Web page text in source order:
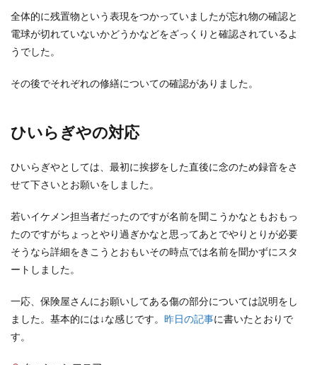
全体的に残置物という表現をつかっていましたが忘れ物の確認と
電球が切れていないかどうかなどをざっくりと確認されているよ
うでした。
その後でそれぞれの修繕についての確認がありました。
ひいらぎやの対応
ひいらぎやとしては、最初に挨拶をした直後に念のため録音をさ
せて下さいとお願いをしました。
若いイケメン担当者だったのですが名前を聞こうかなともおもっ
たのですがちょっとやり過ぎかなと思ってあとでやりとりが必要
そうなら詳細をきこうとおもいその時点では名前を聞かずにスタ
ートしました。
一応、保険屋さんにお願いしてある傷の部分については説明をし
ました。基本的には↓な感じです。 昨日の記事に書いたとおりで
す。